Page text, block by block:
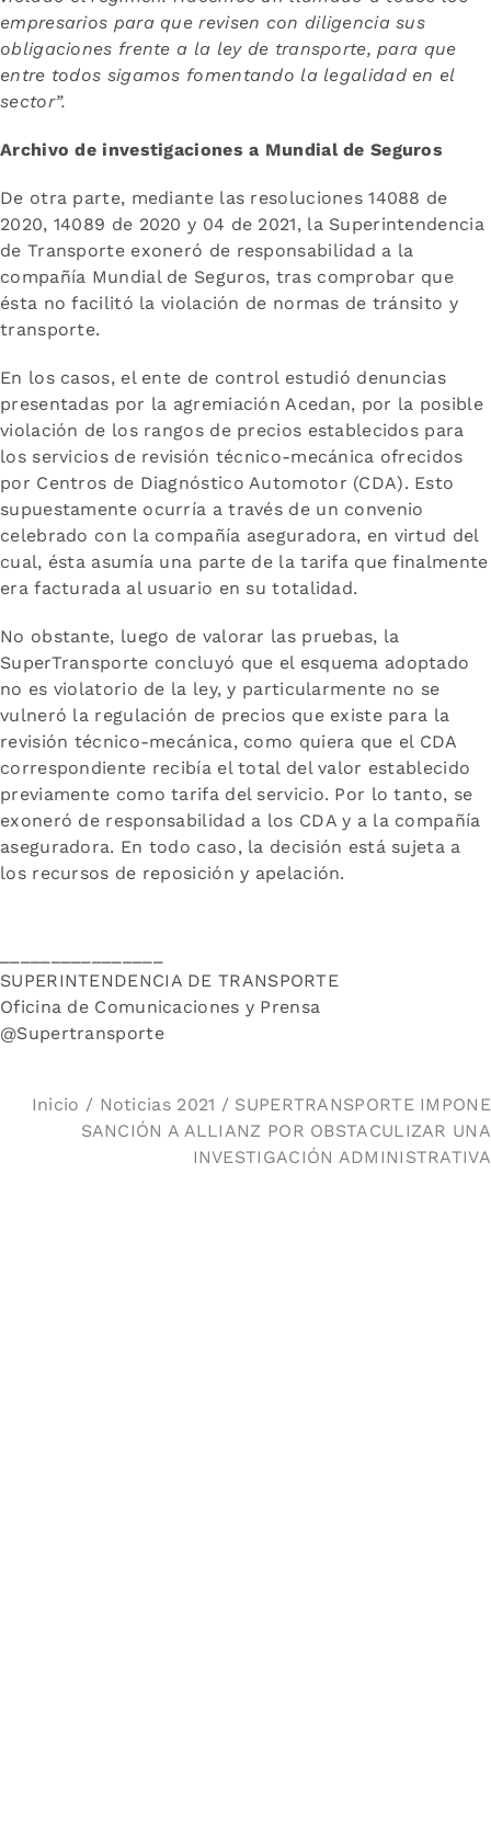
empresarios para que revisen con diligencia sus
obligaciones frente a la ley de transporte, para que
entre todos sigamos fomentando la legalidad en el
sector”.
Archivo de investigaciones a Mundial de Seguros
De otra parte, mediante las resoluciones 14088 de
2020, 14089 de 2020 y 04 de 2021, la Superintendencia
de Transporte exoneró de responsabilidad a la
compañía Mundial de Seguros, tras comprobar que
ésta no facilitó la violación de normas de tránsito y
transporte.
En los casos, el ente de control estudió denuncias
presentadas por la agremiación Acedan, por la posible
violación de los rangos de precios establecidos para
los servicios de revisión técnico-mecánica ofrecidos
por Centros de Diagnóstico Automotor (CDA). Esto
supuestamente ocurría a través de un convenio
celebrado con la compañía aseguradora, en virtud del
cual, ésta asumía una parte de la tarifa que finalmente
era facturada al usuario en su totalidad.
No obstante, luego de valorar las pruebas, la
SuperTransporte concluyó que el esquema adoptado
no es violatorio de la ley, y particularmente no se
vulneró la regulación de precios que existe para la
revisión técnico-mecánica, como quiera que el CDA
correspondiente recibía el total del valor establecido
previamente como tarifa del servicio. Por lo tanto, se
exoneró de responsabilidad a los CDA y a la compañía
aseguradora. En todo caso, la decisión está sujeta a
los recursos de reposición y apelación.
SUPERINTENDENCIA DE TRANSPORTE
Oficina de Comunicaciones y Prensa
@Supertransporte
Inicio / Noticias 2021 / SUPERTRANSPORTE IMPONE
SANCIÓN A ALLIANZ POR OBSTACULIZAR UNA
INVESTIGACIÓN ADMINISTRATIVA